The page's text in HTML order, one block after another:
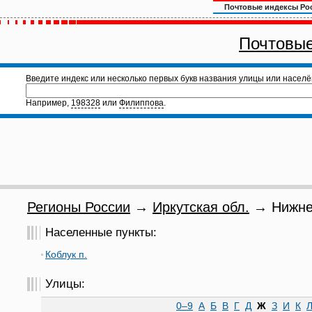
Почтовые индексы
Введите индекс или несколько первых букв названия улицы или
Например, 198328 или Филиппова.
Регионы России → Иркутская обл. →
Населенные пункты:
Коблук п.
Улицы:
0–9 А Б В Г Д Ж З И К Л